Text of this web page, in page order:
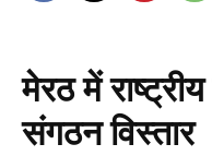
मेरठ में
संगठन विस्तार